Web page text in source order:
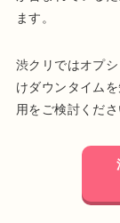
ます。
渋クリではオプ
けダウンタイム
用をご検討くださ